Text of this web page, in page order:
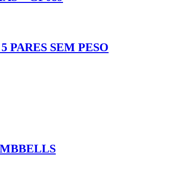
PARES SEM PESO